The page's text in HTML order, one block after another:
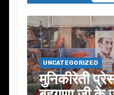
UNCATEGORIZED
मुनिकीरेती